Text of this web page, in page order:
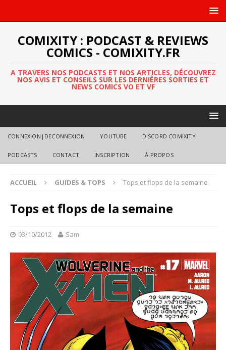
COMIXITY : PODCAST & REVIEWS
COMICS - COMIXITY.FR
A TRAVERS NOS PODCASTS ET NOS ARTICLES, DÉCOUVREZ
NOS AVIS ET CONSEILS SUR LES DERNIÈRES SORTIES ET
NEWS COMICS VO ET VF
CONNEXION|DECONNEXION YOUTUBE DISCORD COMIXITY
PODCASTS CONTACT INSCRIPTION À PROPOS
ACCUEIL GUIDES & TOPS Tops et flops de la semaine
Tops et flops de la semaine
03/10/2012 Sam